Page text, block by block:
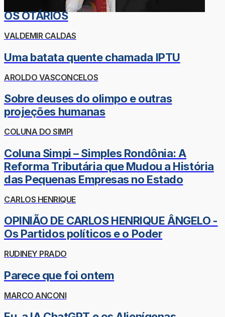
OS OTÁRIOS
VALDEMIR CALDAS
Uma batata quente chamada IPTU
AROLDO VASCONCELOS
Sobre deuses do olimpo e outras
projeções humanas
COLUNA DO SIMPI
Coluna Simpi – Simples Rondônia: A
Reforma Tributária que Mudou a História
das Pequenas Empresas no Estado
CARLOS HENRIQUE
OPINIÃO DE CARLOS HENRIQUE ÂNGELO -
Os Partidos políticos e o Poder
RUDINEY PRADO
Parece que foi ontem
MARCO ANCONI